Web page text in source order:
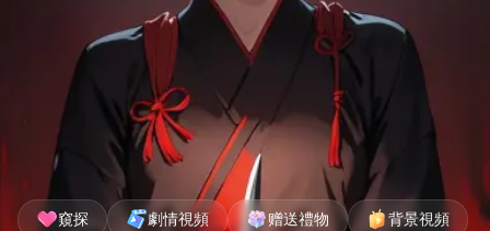
窺探 劇情視頻 赠送禮物 背景視頻